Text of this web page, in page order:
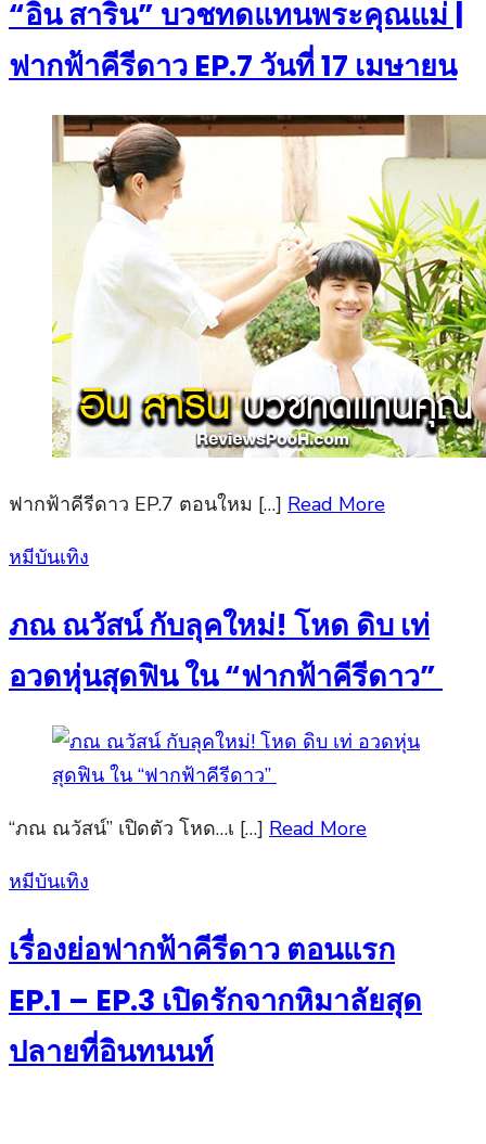
“อิน สาริน” บวชทดแทนพระคุณแม่ |
ฟากฟ้าคีรีดาว EP.7 วันที่ 17 เมษายน
ฟากฟ้าคีรีดาว EP.7 ตอนใหม […] Read More
Posted
หมีบันเทิง
ภณ ณวัสน์ กับลุคใหม่! โหด ดิบ เท่
อวดหุ่นสุดฟิน ใน “ฟากฟ้าคีรีดาว”
“ภณ ณวัสน์” เปิดตัว โหด…เ […] Read More
Posted
หมีบันเทิง
เรื่องย่อฟากฟ้าคีรีดาว ตอนแรก
EP.1 – EP.3 เปิดรักจากหิมาลัยสุด
ปลายที่อินทนนท์